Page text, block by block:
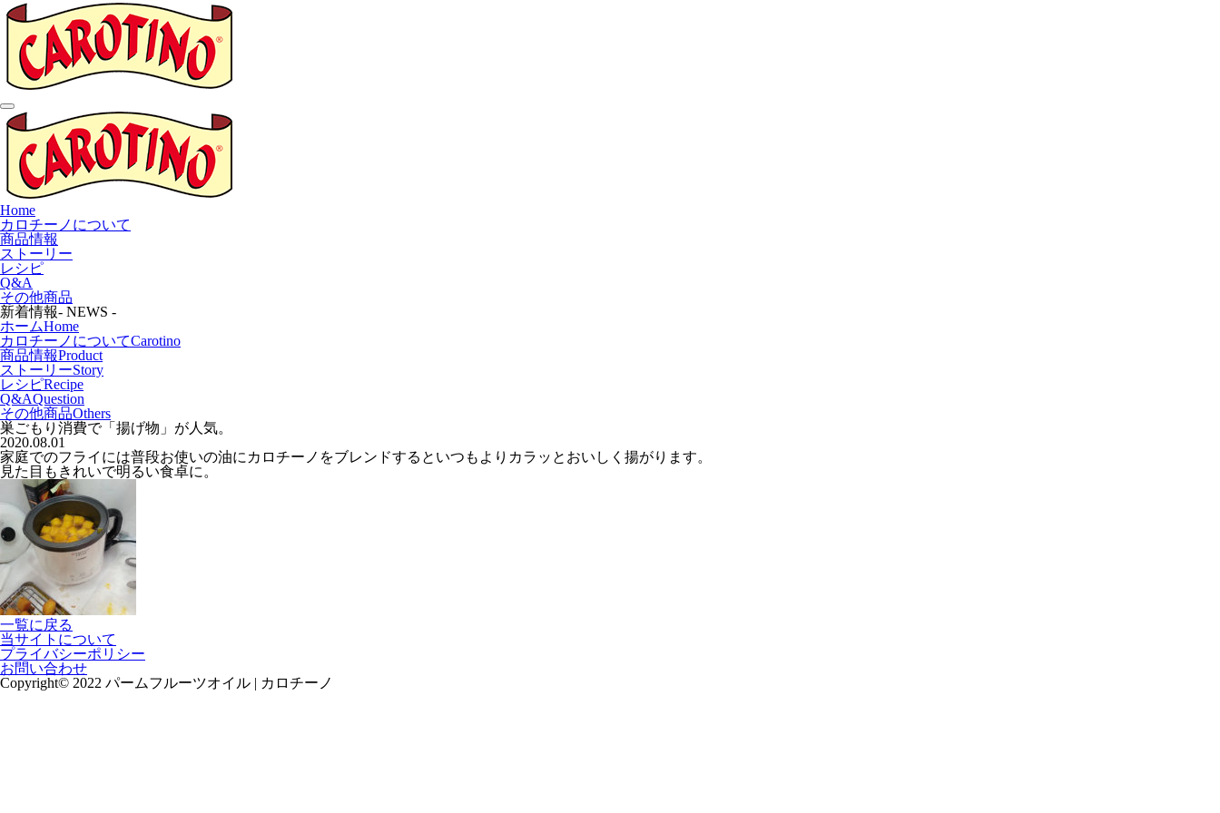
Home
カロチーノについて
商品情報
ストーリー
レシピ
Q&A
その他商品
新着情報- NEWS -
ホームHome
カロチーノについてCarotino
商品情報Product
ストーリーStory
レシピRecipe
Q&AQuestion
その他商品Others
巣ごもり消費で「揚げ物」が人気。
2020.08.01
家庭でのフライには普段お使いの油にカロチーノをブレンドするといつもよりカラッとおいしく揚がります。
見た目もきれいで明るい食卓に。
一覧に戻る
当サイトについて
プライバシーポリシー
お問い合わせ
Copyright© 2022 パームフルーツオイル | カロチーノ